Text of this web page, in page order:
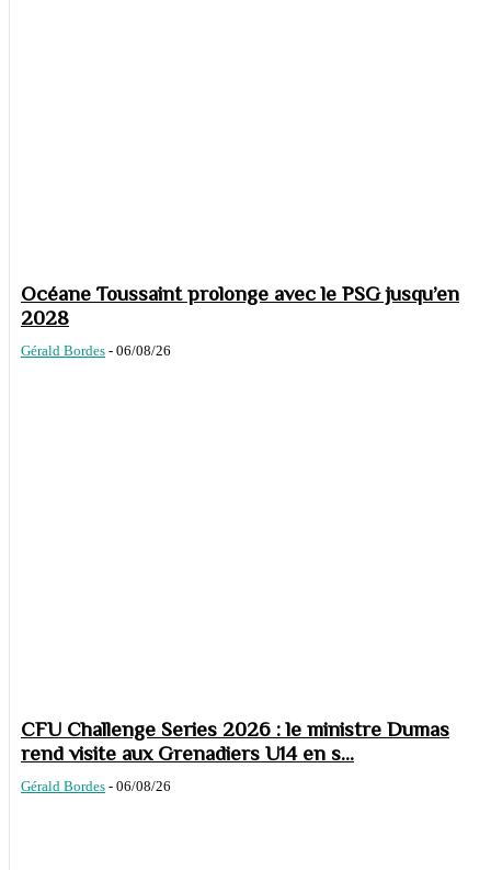
Océane Toussaint prolonge avec le PSG jusqu’en
2028
Gérald Bordes - 06/08/26
CFU Challenge Series 2026 : le ministre Dumas
rend visite aux Grenadiers U14 en s...
Gérald Bordes - 06/08/26